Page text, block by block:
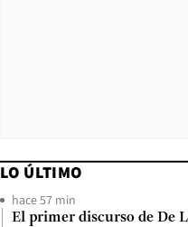
LO ÚLTIMO
hace 57 min
El primer discurso de De